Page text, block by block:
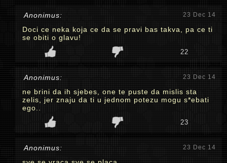
Anonimus: 23 Dec 14
Doci ce neka koja ce da se pravi bas takva, pa ce ti
se obiti o glavu!
22
Anonimus: 23 Dec 14
ne brini da ih sjebes, one te puste da mislis sta
zelis, jer znaju da ti u jednom potezu mogu s*ebati
ego..
23
Anonimus: 23 Dec 14